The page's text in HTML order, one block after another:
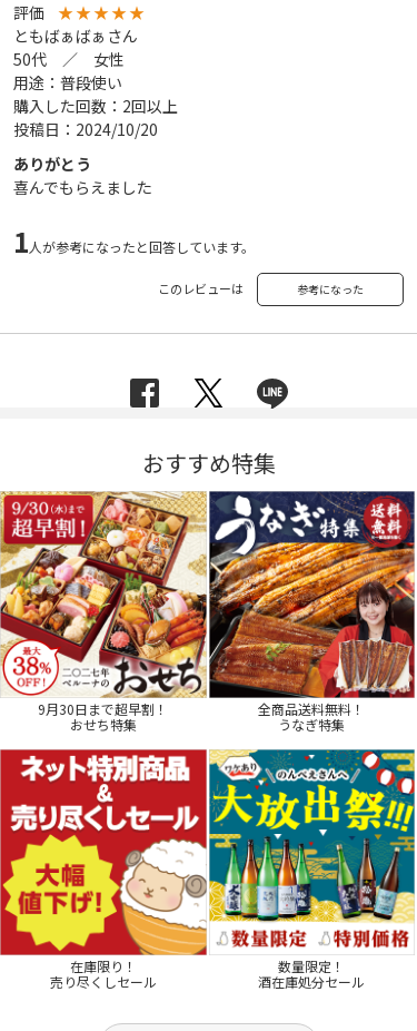
評価 ★★★★★
ともばぁばぁさん
50代 ／ 女性
用途：普段使い
購入した回数：2回以上
投稿日：2024/10/20
ありがとう
喜んでもらえました
1人が参考になったと回答しています。
このレビューは 参考になった
おすすめ特集
9月30日まで超早割！
おせち特集
全商品送料無料！
うなぎ特集
在庫限り！
売り尽くしセール
数量限定！
酒在庫処分セール